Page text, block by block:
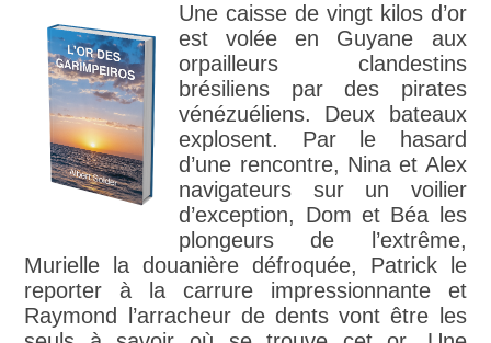
Une caisse de vingt kilos d’or
est volée en Guyane aux
orpailleurs clandestins
brésiliens par des pirates
vénézuéliens. Deux bateaux
explosent. Par le hasard
d’une rencontre, Nina et Alex
navigateurs sur un voilier
d’exception, Dom et Béa les
plongeurs de l’extrême,
Murielle la douanière défroquée, Patrick le
reporter à la carrure impressionnante et
Raymond l’arracheur de dents vont être les